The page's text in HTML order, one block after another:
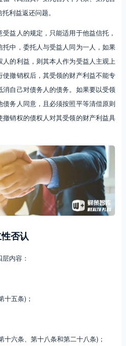
利益返还问题。
益人的规定，只能适用于他益信托，
中，委托人与受益人同为一人，如果
的利益，则其本人作为受益人主观上
撤销权后，其受领的财产利益不能专
自己对债务人的债务。如果要以受领
务人同意，且必须按照平等清偿原则
销权的债权人对其受领的财产利益具
否认
内容：
十五条)；
六条、第十八条和第二十八条)；